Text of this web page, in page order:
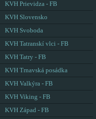
KVH Prievidza - FB
KVH Slovensko
KVH Svoboda
KVH Tatranskí vlci - FB
KVH Tatry - FB
KVH Trnavská posádka
KVH Valkýra - FB
KVH Viking - FB
KVH Západ - FB